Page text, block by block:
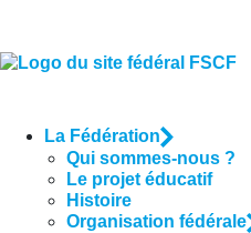
La Fédération
Qui sommes-nous ?
Le projet éducatif
Histoire
Organisation fédérale